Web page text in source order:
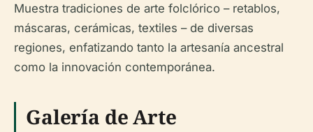
Muestra tradiciones de arte folclórico – retablos,
máscaras, cerámicas, textiles – de diversas
regiones, enfatizando tanto la artesanía ancestral
como la innovación contemporánea.
Galería de Arte